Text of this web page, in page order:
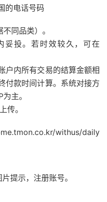
的电话号码
同品类）。
妥投。若时效较久，可在
户内所有交易的结算金额相
付款时间计算。系统对接方
主。
传。
withus/daily
提示，注册账号。